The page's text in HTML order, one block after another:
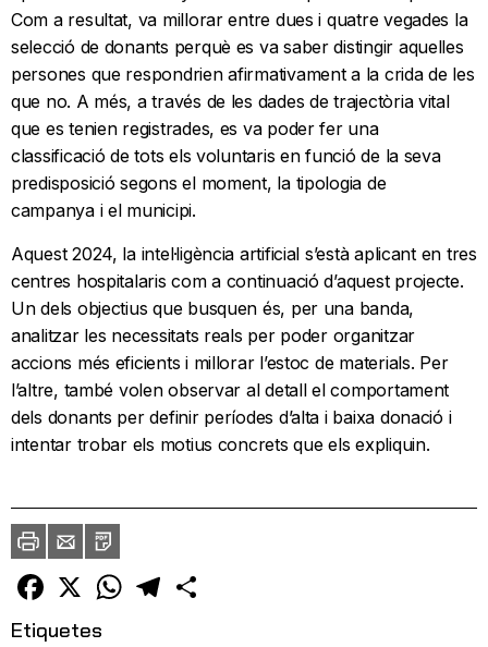
Com a resultat, va millorar entre dues i quatre vegades la
selecció de donants perquè es va saber distingir aquelles
persones que respondrien afirmativament a la crida de les
que no. A més, a través de les dades de trajectòria vital
que es tenien registrades, es va poder fer una
classificació de tots els voluntaris en funció de la seva
predisposició segons el moment, la tipologia de
campanya i el municipi.
Aquest 2024, la intel·ligència artificial s’està aplicant en tres
centres hospitalaris com a continuació d’aquest projecte.
Un dels objectius que busquen és, per una banda,
analitzar les necessitats reals per poder organitzar
accions més eficients i millorar l’estoc de materials. Per
l’altre, també volen observar al detall el comportament
dels donants per definir períodes d’alta i baixa donació i
intentar trobar els motius concrets que els expliquin.
ImprimirEnvia
un
amic
PDF
Facebook
X WhatsAppTelegram
Etiquetes